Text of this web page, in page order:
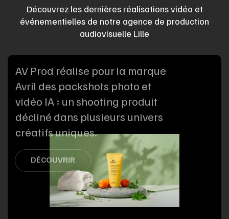
Découvrez les dernières réalisations vidéo et
événementielles de notre agence de production
audiovisuelle Lille
AV Prod réalise pour la marque
Avril des packshots photo et
vidéo IA : un shooting produit
décliné dans plusieurs univers
créatifs uniques.
DÉCOUVRIR